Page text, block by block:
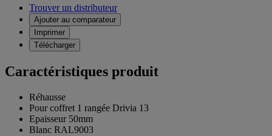
Trouver un distributeur
Ajouter au comparateur
Imprimer
Télécharger
Caractéristiques produit
Réhausse
Pour coffret 1 rangée Drivia 13
Epaisseur 50mm
Blanc RAL9003